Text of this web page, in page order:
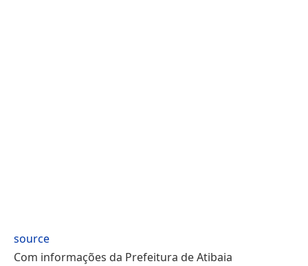
source
Com informações da Prefeitura de Atibaia